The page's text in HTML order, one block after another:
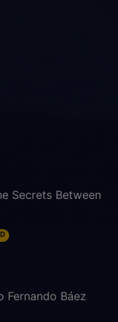
Secrets Between
Fernando Báez